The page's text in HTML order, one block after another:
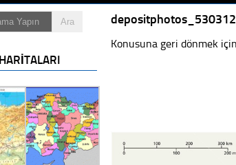
Konusuna geri dönmek